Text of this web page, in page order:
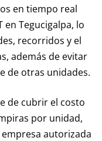
en tiempo real
Tegucigalpa, lo
recorridos y el
además de evitar
de otras unidades.
de cubrir el costo
por unidad,
autorizada